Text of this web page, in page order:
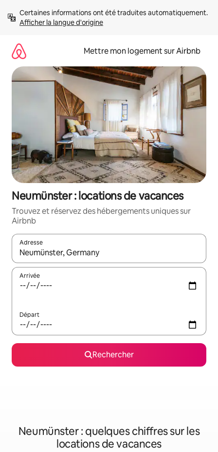
directement
Afficher la langue d'origine
Mettre mon logement sur Airbnb
Neumünster : locations de vacances
Trouvez et réservez des hébergements uniques sur
Airbnb
Adresse
Lorsque les résultats s'affichent, utilisez les flèches vers le
Arrivée
Départ
Rechercher
Neumünster : quelques chiffres sur les
locations de vacances